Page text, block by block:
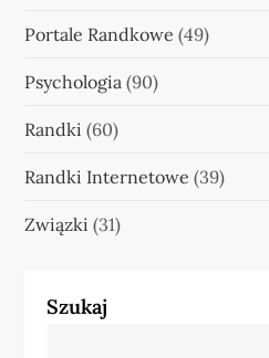
Portale Randkowe (49)
Psychologia (90)
Randki (60)
Randki Internetowe (39)
Związki (31)
Szukaj